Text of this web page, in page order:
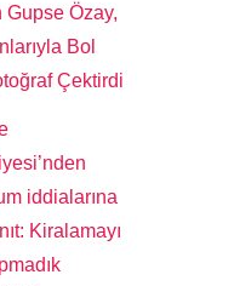
Gupse Özay,
Bol
Çektirdi
iddialarına
Kiralamayı